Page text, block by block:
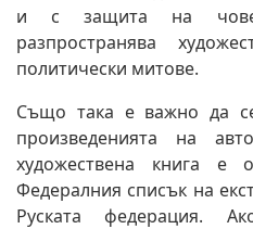
и с защита на
разпространява
политически митове.
Също така е важно да
произведенията на
художествена книга е
Федералния списък на
Руската федерация.